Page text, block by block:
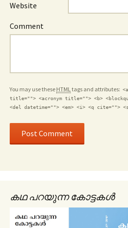
Website
Comment
You may use these HTMLtags and attributes:
title=""> <acronym title=""> <b>
<del datetime=""> <em> <i> <q cite="">
കഥ പറയുന്ന കോട്ടകൾ